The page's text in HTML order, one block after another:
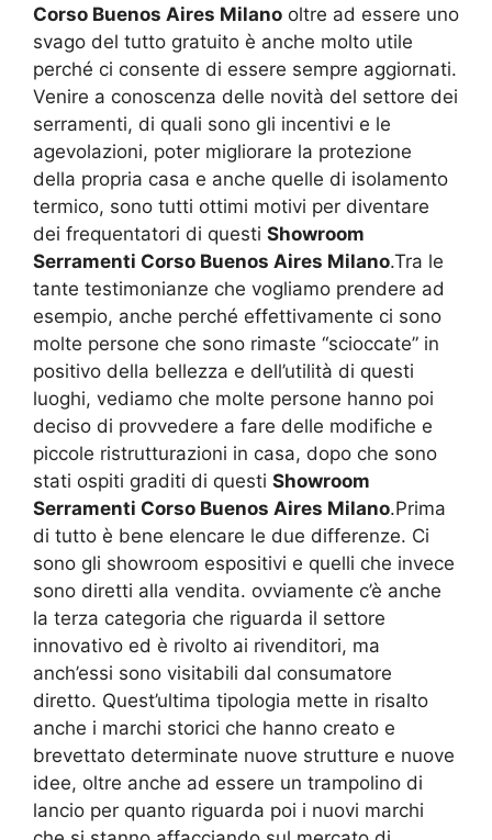
Corso Buenos Aires Milano oltre ad essere uno
svago del tutto gratuito è anche molto utile
perché ci consente di essere sempre aggiornati.
Venire a conoscenza delle novità del settore dei
serramenti, di quali sono gli incentivi e le
agevolazioni, poter migliorare la protezione
della propria casa e anche quelle di isolamento
termico, sono tutti ottimi motivi per diventare
dei frequentatori di questi Showroom
Serramenti Corso Buenos Aires Milano.Tra le
tante testimonianze che vogliamo prendere ad
esempio, anche perché effettivamente ci sono
molte persone che sono rimaste “scioccate” in
positivo della bellezza e dell’utilità di questi
luoghi, vediamo che molte persone hanno poi
deciso di provvedere a fare delle modifiche e
piccole ristrutturazioni in casa, dopo che sono
stati ospiti graditi di questi Showroom
Serramenti Corso Buenos Aires Milano.Prima
di tutto è bene elencare le due differenze. Ci
sono gli showroom espositivi e quelli che invece
sono diretti alla vendita. ovviamente c’è anche
la terza categoria che riguarda il settore
innovativo ed è rivolto ai rivenditori, ma
anch’essi sono visitabili dal consumatore
diretto. Quest’ultima tipologia mette in risalto
anche i marchi storici che hanno creato e
brevettato determinate nuove strutture e nuove
idee, oltre anche ad essere un trampolino di
lancio per quanto riguarda poi i nuovi marchi